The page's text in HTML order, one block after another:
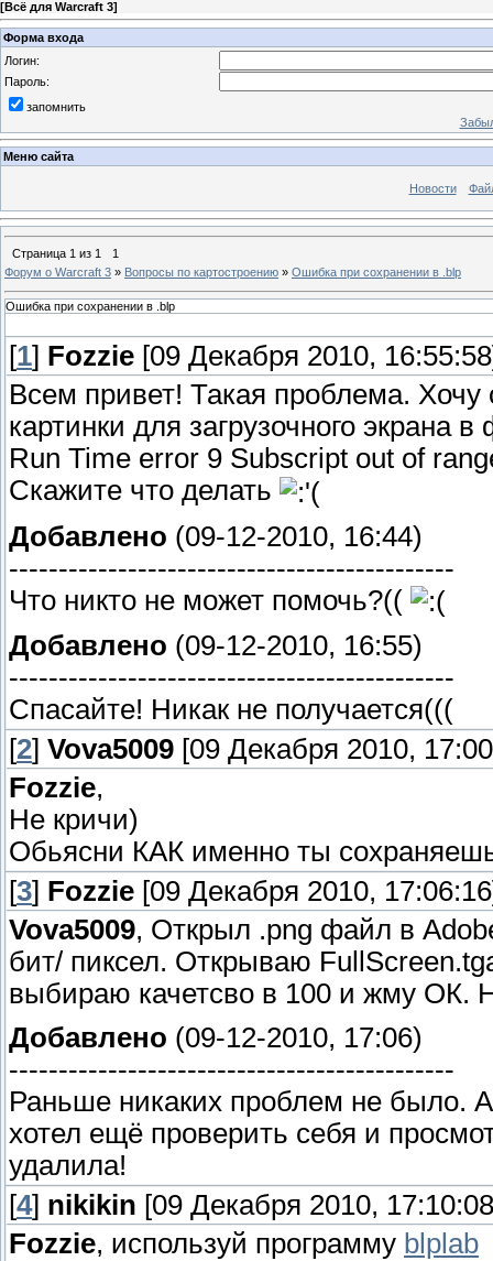
[Всё для Warcraft 3]
Форма входа
Логин:
Пароль:
запомнить
Меню сайта
Новости
Страница 1 из 1
1
Форум о Warcraft 3 » Вопросы по картостроению » Ошибка при сохранении в .blp
Ошибка при сохранении в .blp
[1] Fozzie [09 Декабря 2010,
Всем привет! Такая проблема.
картинки для загрузочного
Run Time error 9 Subscript out of
Скажите что делать
Добавлено (09-12-2010, 16:44)
---------------------------------------------
Что никто не может помочь?((
Добавлено (09-12-2010, 16:55)
---------------------------------------------
Спасайте! Никак не получается(((
[2] Vova5009 [09 Декабря 2010,
Fozzie,
Не кричи)
Обьясни КАК именно ты
[3] Fozzie [09 Декабря 2010,
Vova5009, Открыл .png файл в
бит/ пиксел. Открываю
выбираю качетсво в 100 и жму ОК.
Добавлено (09-12-2010, 17:06)
---------------------------------------------
Раньше никаких проблем не было.
хотел ещё проверить себя и
удалила!
[4] nikikin [09 Декабря 2010,
Fozzie, используй программу blplab